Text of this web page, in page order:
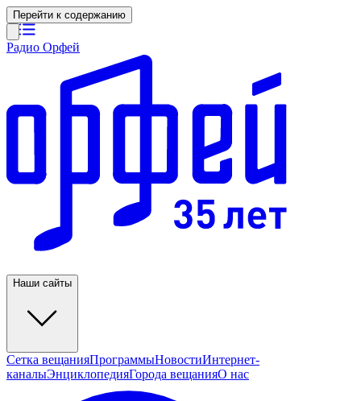
Перейти к содержанию
Радио Орфей
Наши сайты
Сетка вещанияПрограммыНовостиИнтернет-
каналыЭнциклопедияГорода вещанияО нас